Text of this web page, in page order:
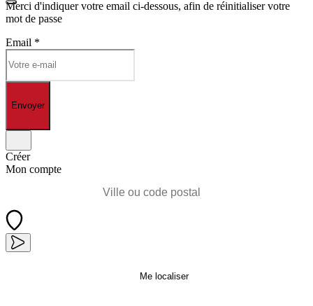
Merci d'indiquer votre email ci-dessous, afin de réinitialiser votre
mot de passe
Email *
Envoyer
Créer
Mon compte
Me localiser